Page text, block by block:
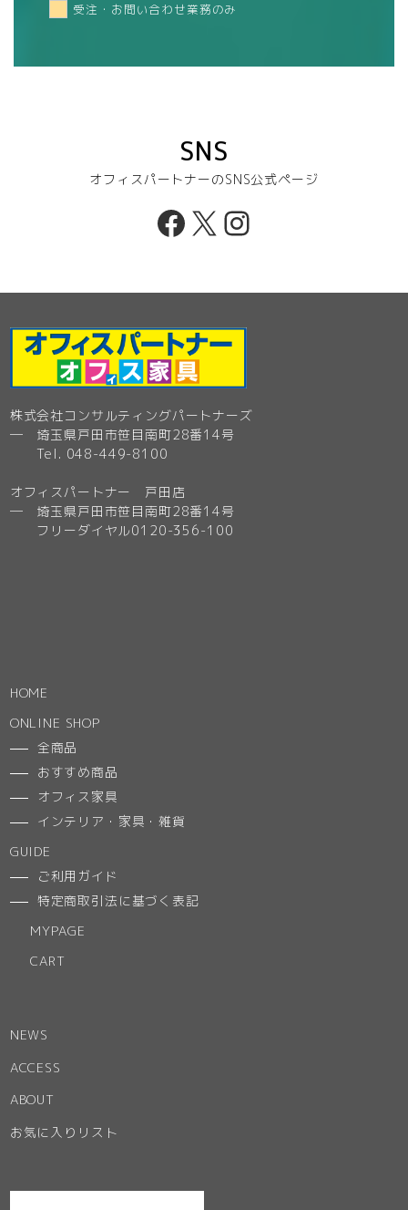
受注・お問い合わせ業務のみ
SNS
オフィスパートナーのSNS公式ページ
Facebook
X Instagram
株式会社コンサルティングパートナーズ
─ 埼玉県戸田市笹目南町28番14号
Tel. 048-449-8100
オフィスパートナー 戸田店
─ 埼玉県戸田市笹目南町28番14号
フリーダイヤル0120-356-100
HOME
ONLINE SHOP
全商品
おすすめ商品
オフィス家具
インテリア・家具・雑貨
GUIDE
ご利用ガイド
特定商取引法に基づく表記
MYPAGE
CART
NEWS
ACCESS
ABOUT
お気に入りリスト